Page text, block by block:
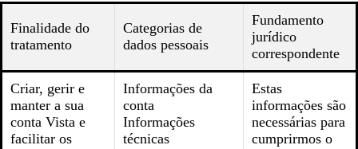
Finalidade do
tratamento
Categorias de
dados pessoais
Fundamento
jurídico
correspondente
Criar, gerir e
manter a sua
conta Vista e
facilitar os
Informações da
conta
Informações
técnicas
Estas
informações são
necessárias para
cumprirmos o